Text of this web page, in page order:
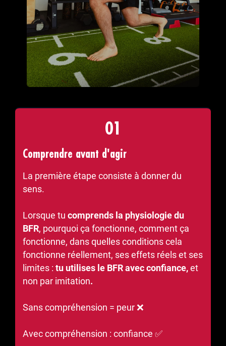
01
Comprendre avant d'agir
La première étape consiste à donner du
sens.
Lorsque tu comprends la physiologie du
BFR, pourquoi ça fonctionne, comment ça
fonctionne, dans quelles conditions cela
fonctionne réellement, ses effets réels et ses
limites : tu utilises le BFR avec confiance,et
non par imitation.
Sans compréhension = peur ❌
Avec compréhension : confiance ✅